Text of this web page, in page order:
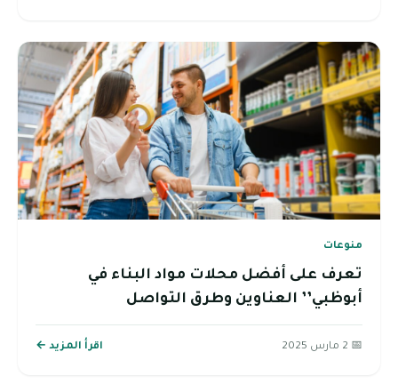
منوعات
تعرف على أفضل محلات مواد البناء في
أبوظبي’’ العناوين وطرق التواصل
📅 2 مارس 2025 اقرأ المزيد ←